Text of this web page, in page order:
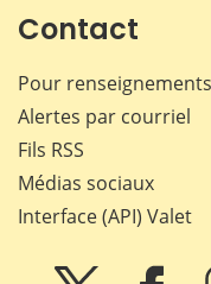
Contact
Pour renseignements
Alertes par courriel
Fils RSS
Médias sociaux
Interface (API) Valet